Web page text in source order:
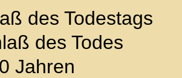
des Todestags
des Todes
Jahren